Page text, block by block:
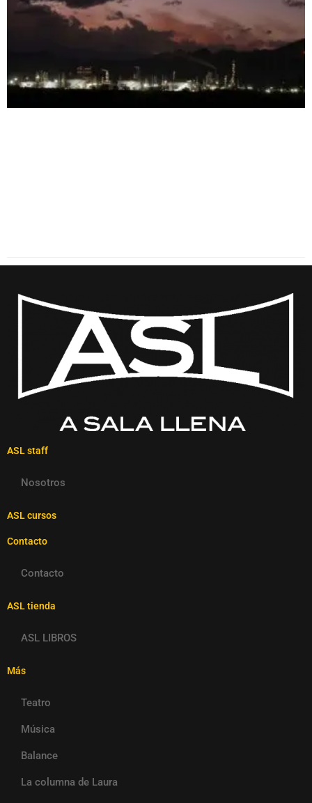
ASL staff
Nosotros
ASL cursos
Contacto
Contacto
ASL tienda
ASL LIBROS
Más
Teatro
Música
Balance
La columna de Laura